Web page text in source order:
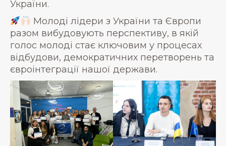
України.
Молоді лідери з України та Європи
разом вибудовують перспективу, в якій
голос молоді стає ключовим у процесах
відбудови, демократичних перетворень та
євроінтеграції нашої держави.